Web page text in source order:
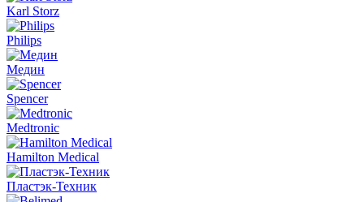
Karl Storz
Philips
Медин
Spencer
Medtronic
Hamilton Medical
Пластэк-Техник